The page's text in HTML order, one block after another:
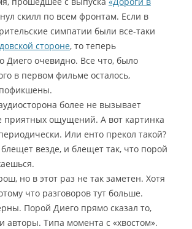
скилл по всем фронтам. Если в
симпатии были все-таки
стороне, то теперь
Диего очевидно. Все что, было
в первом фильме осталось,
пофикшены.
более не вызывает
приятных ощущений. А вот картинка
Или енто прекол такой?
везде, и блещет так, что порой
но в этот раз не так заметен. Хотя
что разговоров тут больше.
Порой Диего прямо сказал то,
авторы. Типа момента с «хвостом».